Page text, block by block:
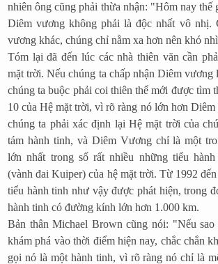
nhiên ông cũng phải thừa nhận: "Hôm nay thế
Diêm vương không phải là độc nhất vô nhị.
vương khác, chúng chỉ nằm xa hơn nên khó
Tóm lại đã đến lúc các nhà thiên văn cần
mặt trời. Nếu chúng ta chấp nhận Diêm vương
chúng ta buộc phải coi thiên thể mới được tìm
10 của Hệ mặt trời, vì rõ ràng nó lớn hơn
chúng ta phải xác định lại Hệ mặt trời của
tám hành tinh, và Diêm Vương chỉ là một
lớn nhất trong số rất nhiều những tiểu
(vành đai Kuiper) của hệ mặt trời. Từ 1992
tiểu hành tinh như vậy được phát hiện, trong
hành tinh có đường kính lớn hơn 1.000 km.
Bản thân Michael Brown cũng nói: "Nếu
khám phá vào thời điểm hiện nay, chắc chắn
gọi nó là một hành tinh, vì rõ ràng nó chỉ là